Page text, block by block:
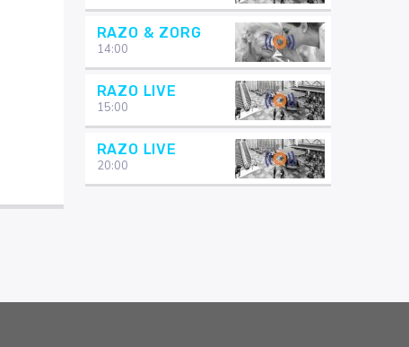
RAZO & ZORG
14:00
RAZO LIVE
15:00
RAZO LIVE
20:00